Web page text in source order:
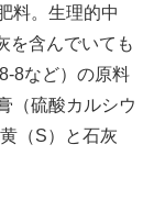
料。生理的中
を含んでいても
8など）の原料
（硫酸カルシウ
（S）と石灰